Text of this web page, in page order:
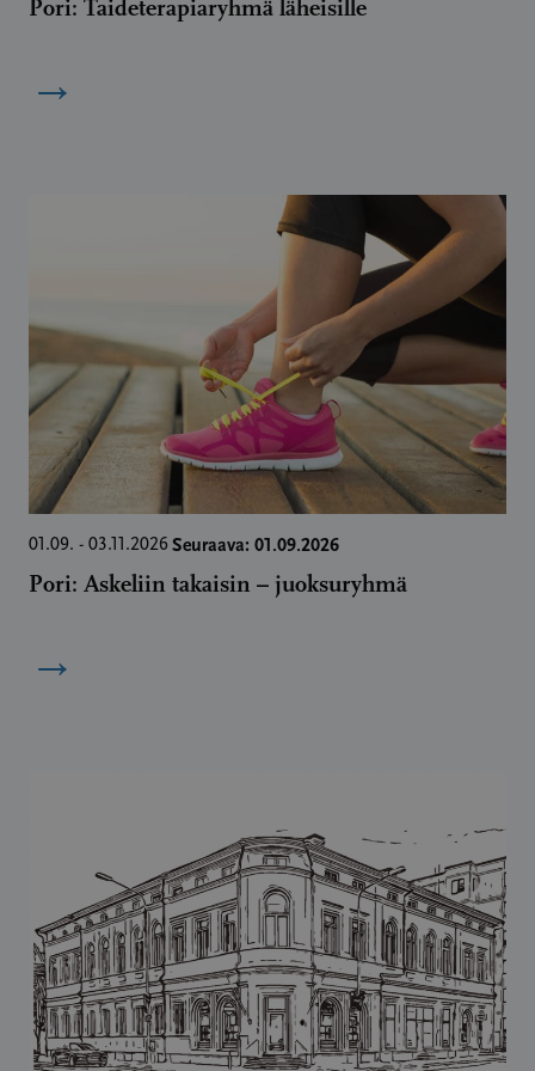
Pori: Taideterapiaryhmä läheisille
→
01.09. - 03.11.2026 Seuraava: 01.09.2026
Pori: Askeliin takaisin – juoksuryhmä
→